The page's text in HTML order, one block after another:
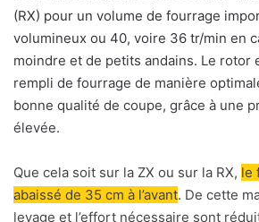
(RX) pour un volume de fourrage
volumineux ou 40, voire 36 tr/min en
moindre et de petits andains. Le rotor
rempli de fourrage de manière
bonne qualité de coupe, grâce à une
élevée.
Que cela soit sur la ZX ou sur la RX, le
abaissé de 35 cm à l’avant. De cette
levage et l’effort nécessaire sont